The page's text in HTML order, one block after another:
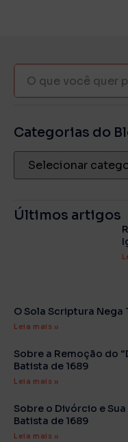
Categorias do
Últimos artigos
O Sola Scriptura
Leia mais »
Sobre a Remoção do
Batista de 1689
Leia mais »
Sobre o Divórcio e
Batista de 1689
Leia mais »